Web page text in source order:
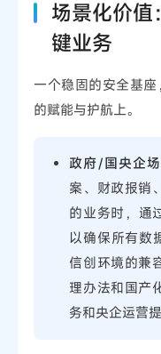
场景化价值
键业务
一个稳固的安全基
的赋能与护航上。
政府/国央企
案、财政报销
的业务时，通
以确保所有数
信创环境的兼
理办法和国产
务和央企运营